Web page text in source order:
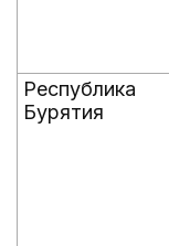
Республика
Бурятия